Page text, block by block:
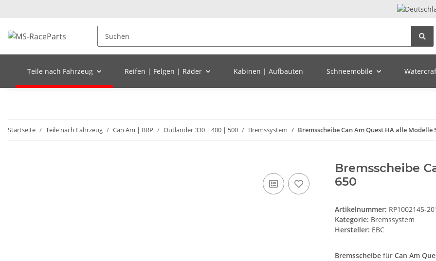
Teile nach Fahrzeug Reifen | Felgen | Räder Kabinen | Aufbauten Schneemobile
Startseite Teile nach Fahrzeug Can Am | BRP Outlander 330 | 400 | 500 Bremssystem Bremsscheibe Can Am Quest HA alle Modelle
Bremsscheibe
650
Artikelnummer: RP1002145-
Kategorie: Bremssystem
Hersteller: EBC
Bremsscheibe für Can Am